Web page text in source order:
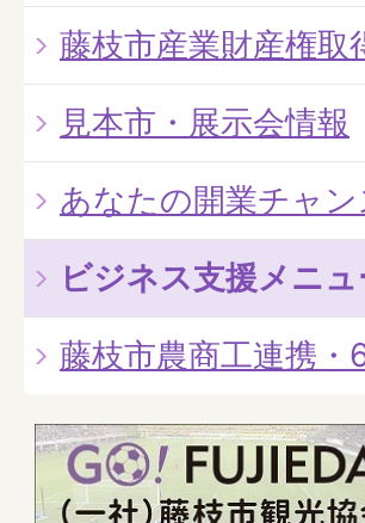
藤枝市産業財産権取
見本市・展示会情報
あなたの開業チャ
ビジネス支援メニュ
藤枝市農商工連携